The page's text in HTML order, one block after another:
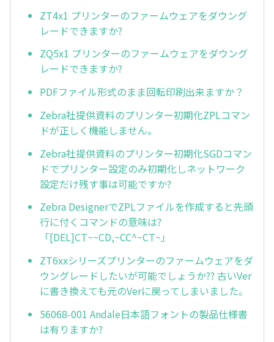
ZT4x1 プリンターのファームウェアをダウング
レードできますか?
ZQ5x1 プリンターのファームウェアをダウング
レードできますか?
PDFファイル形式のまま回転印刷出来ますか？
Zebra社提供資料のプリンター初期化ZPLコマン
ドが正しく機能しません。
Zebra社提供資料のプリンター初期化SGDコマン
ドでプリンター設定のみ初期化しネットワーク
設定だけ残す事は可能ですか?
Zebra DesignerでZPLファイルを作成すると先頭
行に付くコマンドの意味は?
「[DEL]CT~~CD,~CC^~CT~」
ZT6xxシリーズプリンターのファームウェアをダ
ウングレードしたいが可能でしょうか?? 古いVer
に書き換えても元のVerに戻ってしまいました。
56068-001 Andale日本語フォントの製品仕様書
は有りますか?